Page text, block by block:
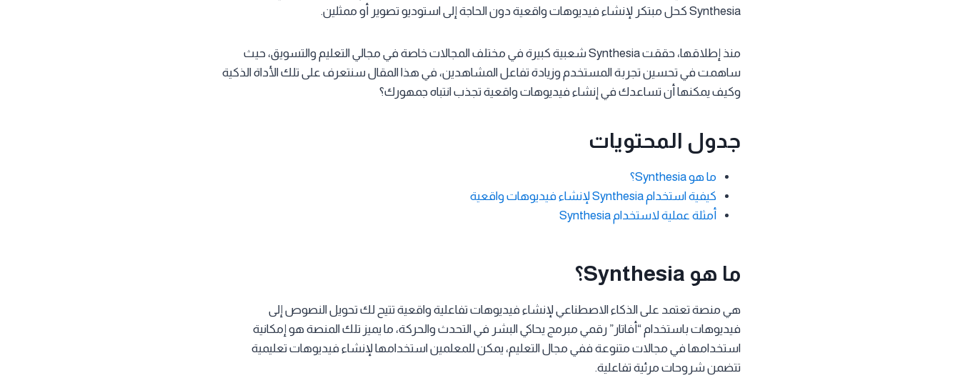
Synthesia كحل مبتكر لإنشاء فيديوهات واقعية دون الحاجة إلى استوديو تصوير أو ممثلين.
منذ إطلاقها، حققت Synthesia شعبية كبيرة في مختلف المجالات خاصة في مجالي التعليم والتسويق، حيث
ساهمت في تحسين تجربة المستخدم وزيادة تفاعل المشاهدين، في هذا المقال سنتعرف على تلك الأداة الذكية
وكيف يمكنها أن تساعدك في إنشاء فيديوهات واقعية تجذب انتباه جمهورك؟
جدول المحتويات
ما هو Synthesia؟
كيفية استخدام Synthesia لإنشاء فيديوهات واقعية
أمثلة عملية لاستخدام Synthesia
ما هو Synthesia؟
هي منصة تعتمد على الذكاء الاصطناعي لإنشاء فيديوهات تفاعلية واقعية تتيح لك تحويل النصوص إلى
فيديوهات باستخدام “أفاتار” رقمي مبرمج يحاكي البشر في التحدث والحركة، ما يميز تلك المنصة هو إمكانية
استخدامها في مجالات متنوعة ففي مجال التعليم، يمكن للمعلمين استخدامها لإنشاء فيديوهات تعليمية
تتضمن شروحات مرئية تفاعلية.